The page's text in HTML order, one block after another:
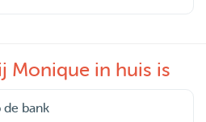
Monique in huis is
de bank